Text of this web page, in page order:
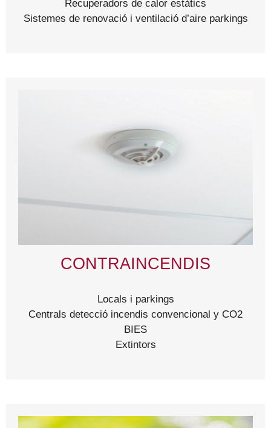
Recuperadors de calor estàtics
Sistemes de renovació i ventilació d’aire parkings
CONTRAINCENDIS
Locals i parkings
Centrals detecció incendis convencional y CO2
BIES
Extintors